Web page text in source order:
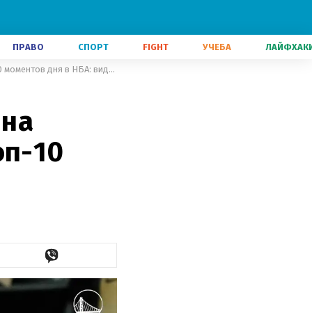
ПРАВО СПОРТ FIGHT УЧЕБА
Сразу два броска с центра поля на последних секундах попали в топ-10 моментов дня в НБА: видео
10